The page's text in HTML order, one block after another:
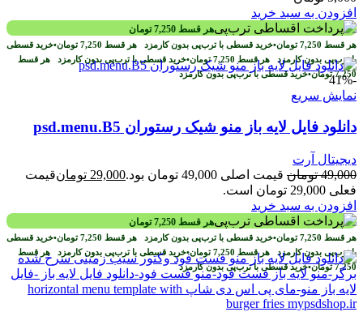
افزودن به سبد خرید
هر قسط 7,250 تومان
هر قسط 7,250 تومان•خرید قسطی با ترب‌پی بدون کارمزد هر قسط 7,250 تومان•خرید قسطی
با ترب‌پی بدون کارمزد هر قسط 7,250 تومان•خرید قسطی با ترب‌پی بدون کارمزد هر قسط
7,250 تومان•خرید قسطی با ترب‌پی بدون کارمزد
-41%
نمایش سریع
دانلود فایل لایه باز منو شیک رستوران psd.menu.B5
دیجیتال آرت
49,000 تومان قیمت اصلی 49,000 تومان بود. 29,000 تومانقیمت
فعلی 29,000 تومان است.
افزودن به سبد خرید
هر قسط 7,250 تومان
هر قسط 7,250 تومان•خرید قسطی با ترب‌پی بدون کارمزد هر قسط 7,250 تومان•خرید قسطی
با ترب‌پی بدون کارمزد هر قسط 7,250 تومان•خرید قسطی با ترب‌پی بدون کارمزد هر قسط
7,250 تومان•خرید قسطی با ترب‌پی بدون کارمزد